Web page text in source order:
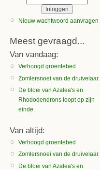
Nieuw wachtwoord aanvragen
Meest gevraagd...
Van vandaag:
Verhoogd groentebed
Zomlersnoei van de druivelaar.
De bloei van Azalea's en
Rhododendrons loopt op zijn
einde.
Van altijd:
Verhoogd groentebed
Zomlersnoei van de druivelaar.
De bloei van Azalea's en